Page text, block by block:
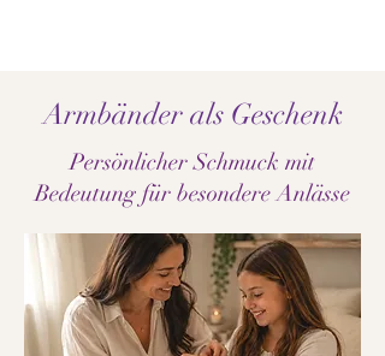
Armbänder als Geschenk
Persönlicher Schmuck mit
Bedeutung für besondere Anlässe